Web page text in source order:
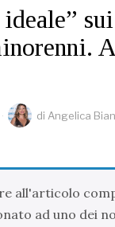
di Angelica
all'articolo
ad uno dei